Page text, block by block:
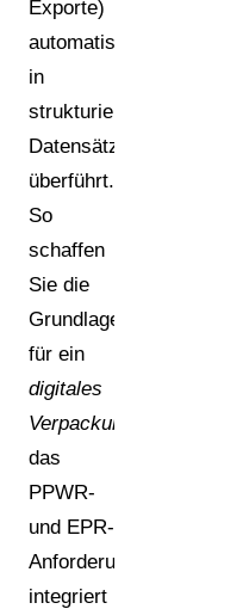
Exporte)
automatisiert
in
strukturierte
Datensätze
überführt.
So
schaffen
Sie die
Grundlage
für ein
digitales
Verpackungsmanagement
das
PPWR-
und EPR-
Anforderungen
integriert